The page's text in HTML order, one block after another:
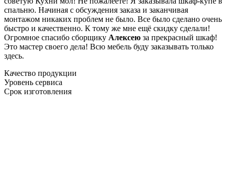
спальню. Начиная с обсуждения заказа и заканчивая
монтажом никаких проблем не было. Все было сделано очень
быстро и качественно. К тому же мне ещё скидку сделали!
Огромное спасибо сборщику Алексею за прекрасный шкаф!
Это мастер своего дела! Всю мебель буду заказывать только
здесь.
Качество продукции
Уровень сервиса
Срок изготовления